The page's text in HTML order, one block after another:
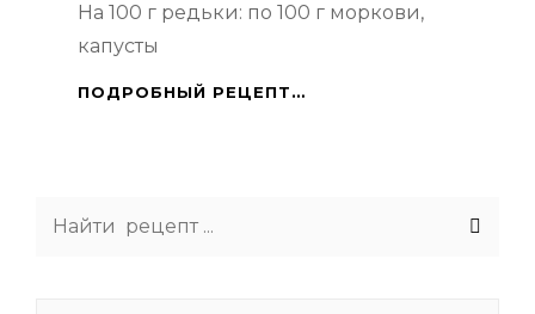
На 100 г редьки: по 100 г моркови,
капусты
ПОДРОБНЫЙ РЕЦЕПТ…
Search